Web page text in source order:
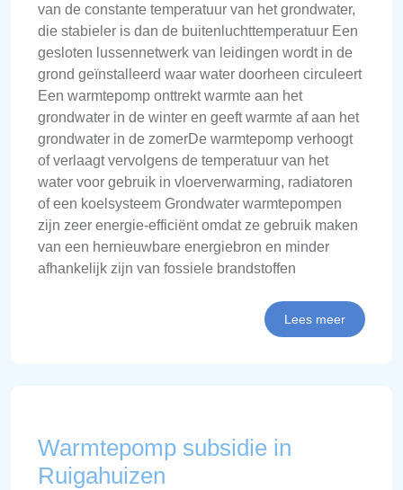
van de constante temperatuur van het grondwater,
die stabieler is dan de buitenluchttemperatuur Een
gesloten lussennetwerk van leidingen wordt in de
grond geïnstalleerd waar water doorheen circuleert
Een warmtepomp onttrekt warmte aan het
grondwater in de winter en geeft warmte af aan het
grondwater in de zomerDe warmtepomp verhoogt
of verlaagt vervolgens de temperatuur van het
water voor gebruik in vloerverwarming, radiatoren
of een koelsysteem Grondwater warmtepompen
zijn zeer energie-efficiënt omdat ze gebruik maken
van een hernieuwbare energiebron en minder
afhankelijk zijn van fossiele brandstoffen
Lees meer
Warmtepomp subsidie in
Ruigahuizen